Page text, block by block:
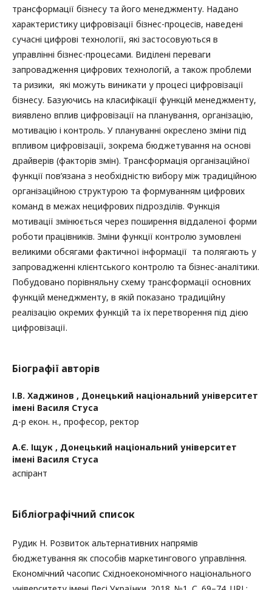
трансформації бізнесу та його менеджменту. Надано
характеристику цифровізації бізнес-процесів, наведені
сучасні цифрові технології, які застосовуються в
управлінні бізнес-процесами. Виділені переваги
запровадження цифрових технологій, а також проблеми
та ризики, які можуть виникати у процесі цифровізації
бізнесу. Базуючись на класифікації функцій менеджменту,
виявлено вплив цифровізації на планування, організацію,
мотивацію і контроль. У плануванні окреслено зміни під
впливом цифровізації, зокрема бюджетування на основі
драйверів (факторів змін). Трансформація організаційної
функції пов’язана з необхідністю вибору між традиційною
організаційною структурою та формуванням цифрових
команд в межах нецифрових підрозділів. Функція
мотивації змінюється через поширення віддаленої форми
роботи працівників. Зміни функції контролю зумовлені
великими обсягами фактичної інформації та полягають у
запровадженні клієнтського контролю та бізнес-аналітики.
Побудовано порівняльну схему трансформації основних
функцій менеджменту, в якій показано традиційну
реалізацію окремих функцій та їх перетворення під дією
цифровізації.
Біографії авторів
І.В. Хаджинов , Донецький національний університет
імені Василя Стуса
д-р екон. н., професор, ректор
А.Є. Іщук , Донецький національний університет
імені Василя Стуса
аспірант
Бібліографічний список
Рудик Н. Розвиток альтернативних напрямів
бюджетування як способів маркетингового управління.
Економічний часопис Східноекономічного національного